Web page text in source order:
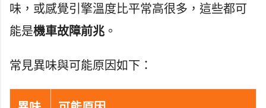
味，或感覺引擎溫度比平常高很多，這些都可
能是機車故障前兆 。
常見異味與可能原因如下：